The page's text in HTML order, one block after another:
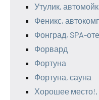
Утулик,
Феникс,
Фонград, SPA-
Форвард
Фортуна
Фортуна, сауна
Хорошее место!,